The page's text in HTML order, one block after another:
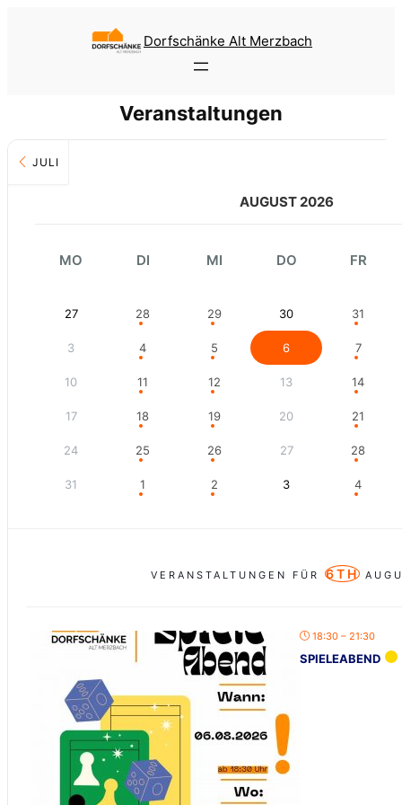
Dorfschänke Alt Merzbach
Veranstaltungen
JULI
AUGUST 2026
MO DI MI DO FR
27 28 29 30 31
3 4 5 6 7
10 11 12 13 14
17 18 19 20 21
24 25 26 27 28
31 1 2 3 4
VERANSTALTUNGEN FÜR 6TH
18:30 – 21:30
SPIELEABEND